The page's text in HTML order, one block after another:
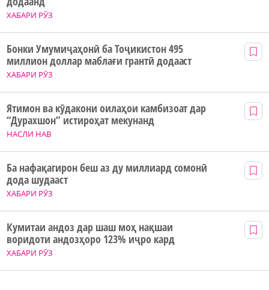
ХАБАРИ РӮЗ
ХАБАРИ РӮЗ
Бонки Умумиҷаҳонӣ ба Тоҷикистон 495
миллион доллар маблағи грантӣ додааст
НАСЛИ НАВ
Ятимон ва кӯдакони оилаҳои камбизоат дар
“Дурахшон” истироҳат мекунанд
ХАБАРИ РӮЗ
Ба нафақагирон беш аз ду миллиард сомонӣ
дода шудааст
ХАБАРИ РӮЗ
Кумитаи андоз дар шаш моҳ нақшаи
воридоти андозҳоро 123% иҷро кард